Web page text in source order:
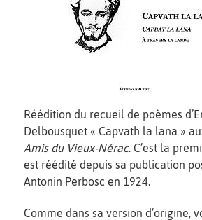
Réédition du recueil de poèmes
Delbousquet « Capvath la lana »
Amis du Vieux-Nérac. C’est la
est réédité depuis sa publication
Antonin Perbosc en 1924.
Comme dans sa version d’origine,